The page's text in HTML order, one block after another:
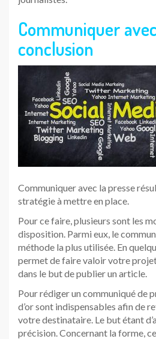
Communiquer
conclusion
Communiquer avec la presse
stratégie à mettre en place.
Pour ce faire, plusieurs sont les
disposition. Parmi eux, le
méthode la plus utilisée. En
permet de faire valoir votre
dans le but de publier un article.
Pour rédiger un communiqué de
d’or sont indispensables afin de
votre destinataire. Le but étant
précision. Concernant la forme,